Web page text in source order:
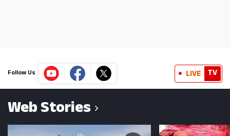
Follow Us LIVE TV
Web Stories